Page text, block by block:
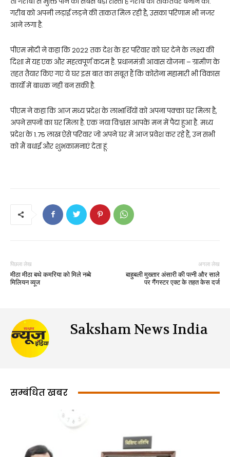
गरीब को अपनी लड़ाई लड़ने की ताकत मिल रही है, उसका परिणाम भी नजर
आने लगा है.
पीएम मोदी ने कहा कि 2022 तक देश के हर परिवार को घर देने के लक्ष्य की
दिशा में यह एक और महत्वपूर्ण कदम है. प्रधानमंत्री आवास योजना – ग्रामीण के
तहत तैयार किए गए ये घर इस बात का सबूत हैं कि कोरोना महामारी भी विकास
कार्यों में बाधक नहीं बन सकी है.
पीएम ने कहा कि आज मध्य प्रदेश के लाभार्थियों को अपना पक्का घर मिला है,
अपने सपनों का घर मिला है. एक नया विश्वास आपके मन में पैदा हुआ है. मध्य
प्रदेश के 1.75 लाख ऐसे परिवार जो अपने घर में आज प्रवेश कर रहे हैं, उन सभी
को मैं बधाई और शुभकामनाएं देता हूं.
पिछला लेख
मीठा मीठा बथे कमरिया को मिले नब्बे
मिलियन व्यूज
अगला लेख
बाहुबली मुख्तार अंसारी की पत्नी और साले
पर गैंगस्टर एक्ट के तहत केस दर्ज
Saksham News India
सम्बंधित खबर